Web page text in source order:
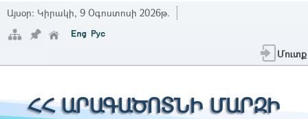
Այսօր: Կիրակի, 9 Օգոստոսի 2026թ.
Մուտք
ՀՀ ԱՐԱԳԱԾՈՏՆԻ ՄԱՐԶԻ